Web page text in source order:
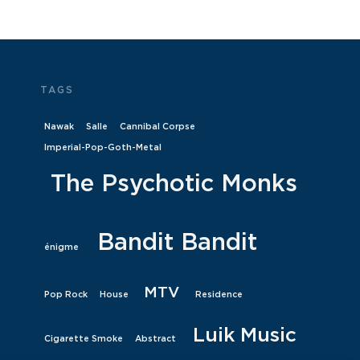
TAGS
Nawak Salle Cannibal Corpse
Imperial-Pop-Goth-Metal
The Psychotic Monks
énigme Bandit Bandit
Pop Rock House MTV Residence
Cigarette Smoke Abstract Luik Music